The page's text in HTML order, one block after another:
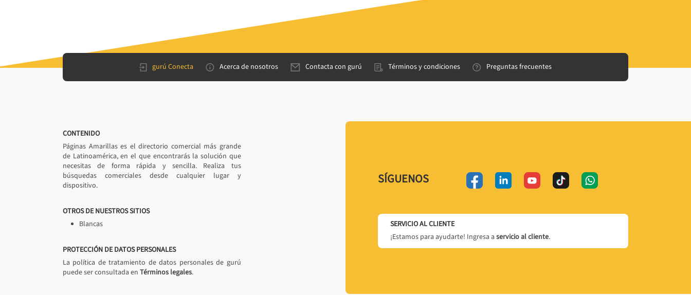
gurú Conecta Acerca de nosotros Contacta con gurú Términos y condiciones Preguntas frecuentes
CONTENIDO
Páginas Amarillas es el directorio comercial más grande
de Latinoamérica, en el que encontrarás la solución que
necesitas de forma rápida y sencilla. Realiza tus
búsquedas comerciales desde cualquier lugar y
dispositivo.
OTROS DE NUESTROS SITIOS
Blancas
PROTECCIÓN DE DATOS PERSONALES
La política de tratamiento de datos personales de gurú
puede ser consultada en Términos legales.
SÍGUENOS
SERVICIO AL CLIENTE
¡Estamos para ayudarte! Ingresa a servicio al cliente.